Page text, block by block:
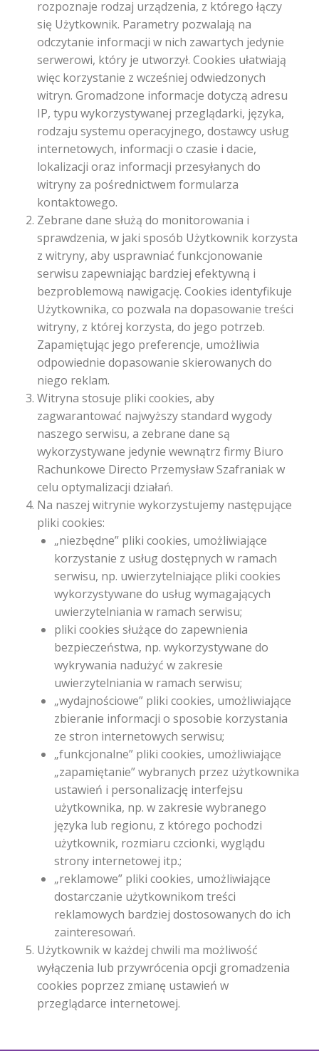
rozpoznaje rodzaj urządzenia, z którego łączy
się Użytkownik. Parametry pozwalają na
odczytanie informacji w nich zawartych jedynie
serwerowi, który je utworzył. Cookies ułatwiają
więc korzystanie z wcześniej odwiedzonych
witryn. Gromadzone informacje dotyczą adresu
IP, typu wykorzystywanej przeglądarki, języka,
rodzaju systemu operacyjnego, dostawcy usług
internetowych, informacji o czasie i dacie,
lokalizacji oraz informacji przesyłanych do
witryny za pośrednictwem formularza
kontaktowego.
Zebrane dane służą do monitorowania i
sprawdzenia, w jaki sposób Użytkownik korzysta
z witryny, aby usprawniać funkcjonowanie
serwisu zapewniając bardziej efektywną i
bezproblemową nawigację. Cookies identyfikuje
Użytkownika, co pozwala na dopasowanie treści
witryny, z której korzysta, do jego potrzeb.
Zapamiętując jego preferencje, umożliwia
odpowiednie dopasowanie skierowanych do
niego reklam.
Witryna stosuje pliki cookies, aby
zagwarantować najwyższy standard wygody
naszego serwisu, a zebrane dane są
wykorzystywane jedynie wewnątrz firmy Biuro
Rachunkowe Directo Przemysław Szafraniak w
celu optymalizacji działań.
Na naszej witrynie wykorzystujemy następujące
pliki cookies:
„niezbędne” pliki cookies, umożliwiające
korzystanie z usług dostępnych w ramach
serwisu, np. uwierzytelniające pliki cookies
wykorzystywane do usług wymagających
uwierzytelniania w ramach serwisu;
pliki cookies służące do zapewnienia
bezpieczeństwa, np. wykorzystywane do
wykrywania nadużyć w zakresie
uwierzytelniania w ramach serwisu;
„wydajnościowe” pliki cookies, umożliwiające
zbieranie informacji o sposobie korzystania
ze stron internetowych serwisu;
„funkcjonalne” pliki cookies, umożliwiające
„zapamiętanie” wybranych przez użytkownika
ustawień i personalizację interfejsu
użytkownika, np. w zakresie wybranego
języka lub regionu, z którego pochodzi
użytkownik, rozmiaru czcionki, wyglądu
strony internetowej itp.;
„reklamowe” pliki cookies, umożliwiające
dostarczanie użytkownikom treści
reklamowych bardziej dostosowanych do ich
zainteresowań.
Użytkownik w każdej chwili ma możliwość
wyłączenia lub przywrócenia opcji gromadzenia
cookies poprzez zmianę ustawień w
przeglądarce internetowej.